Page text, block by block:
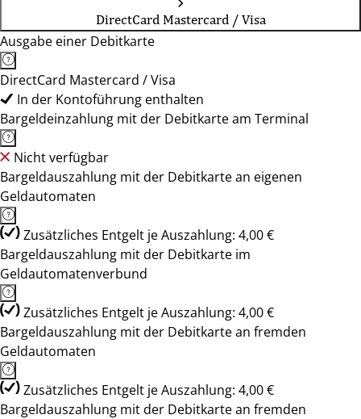
DirectCard Mastercard / Visa
Ausgabe einer Debitkarte
DirectCard Mastercard / Visa
In der Kontoführung enthalten
Bargeldeinzahlung mit der Debitkarte am Terminal
Nicht verfügbar
Bargeldauszahlung mit der Debitkarte an eigenen
Geldautomaten
Zusätzliches Entgelt je Auszahlung: 4,00 €
Bargeldauszahlung mit der Debitkarte im
Geldautomatenverbund
Zusätzliches Entgelt je Auszahlung: 4,00 €
Bargeldauszahlung mit der Debitkarte an fremden
Geldautomaten
Zusätzliches Entgelt je Auszahlung: 4,00 €
Bargeldauszahlung mit der Debitkarte an fremden